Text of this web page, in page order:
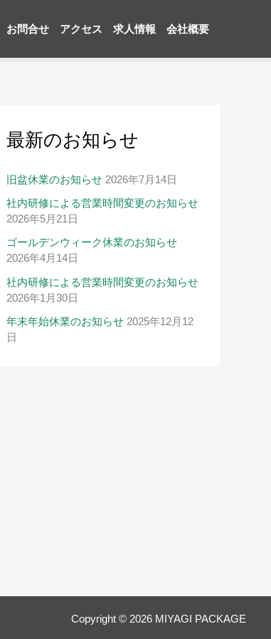
お問合せ アクセス 求人情報 会社概要
最新のお知らせ
旧盆休業のお知らせ 2026年7月14日
社内研修による営業時間変更のお知らせ
2026年5月21日
ゴールデンウィーク休業のお知らせ
2026年4月14日
社内研修による営業時間変更のお知らせ
2026年1月30日
年末年始休業のお知らせ 2025年12月12
日
Copyright © 2026 MIYAGI PACKAGE